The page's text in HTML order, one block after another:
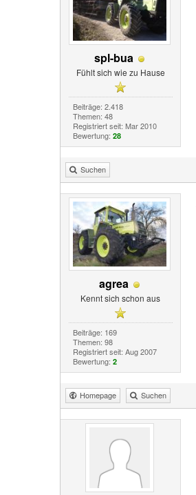
spl-bua
Fühlt sich wie zu Hause
Beiträge: 2.418
Themen: 48
Registriert seit: Mar 2010
Bewertung: 28
Suchen
agrea
Kennt sich schon aus
Beiträge: 169
Themen: 98
Registriert seit: Aug 2007
Bewertung: 2
Homepage Suchen